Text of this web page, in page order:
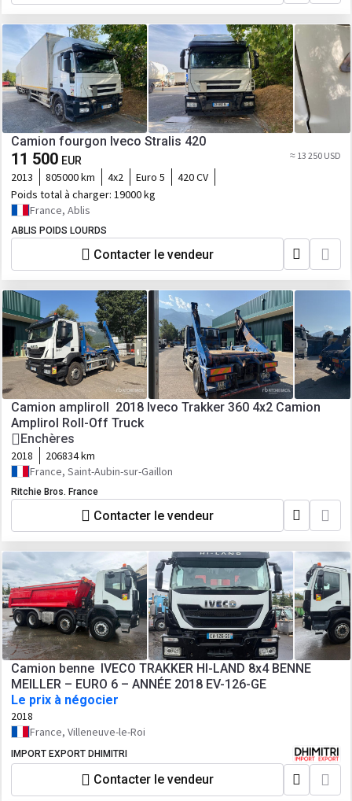
Camion fourgon Iveco Stralis 420
11 500 EUR ≈ 13 250 USD
2013 805000 km 4x2 Euro 5
420 CV
Poids total à charger: 19000 kg
France, Ablis
ABLIS POIDS LOURDS
Contacter le vendeur
Camion ampliroll 2018 Iveco Trakker 360 4x2 Camion
Amplirol Roll-Off Truck
Enchères
2018
206834 km
France, Saint-Aubin-sur-Gaillon
Ritchie Bros. France
Contacter le vendeur
Camion benne IVECO TRAKKER HI-LAND 8x4 BENNE
MEILLER – EURO 6 – ANNÉE 2018 EV-126-GE
Le prix à négocier
2018
France, Villeneuve-le-Roi
IMPORT EXPORT DHIMITRI
Contacter le vendeur